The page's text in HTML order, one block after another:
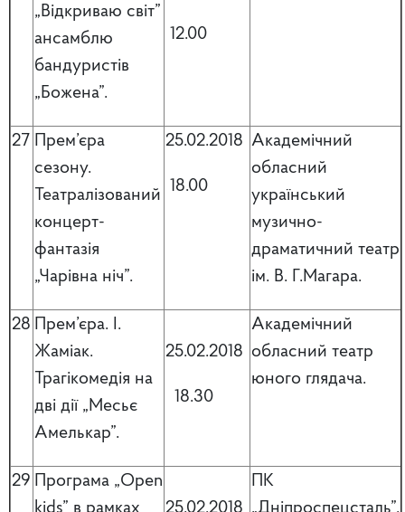
„Відкриваю світ”
ансамблю
бандуристів
„Божена”.
12.00
27 Прем’єра
сезону.
Театралізований
концерт-
фантазія
„Чарівна ніч”.
25.02.2018
18.00
Академічний
обласний
український
музично-
драматичний театр
ім. В. Г.Магара.
28 Прем’єра. І.
Жаміак.
Трагікомедія на
дві дії „Месьє
Амелькар”.
25.02.2018
18.30
Академічний
обласний театр
юного глядача.
29 Програма „Open
ПК